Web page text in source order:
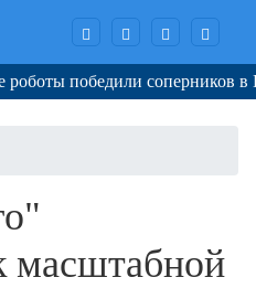
победили соперников в
масштабной